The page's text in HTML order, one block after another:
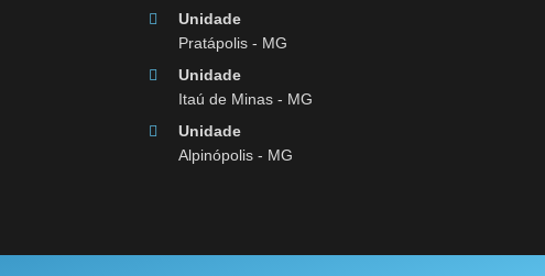
Unidade
Pratápolis - MG
Unidade
Itaú de Minas - MG
Unidade
Alpinópolis - MG